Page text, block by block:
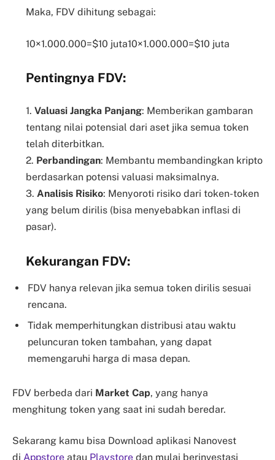
Maka, FDV dihitung sebagai:
10×1.000.000=$10 juta10×1.000.000=$10 juta
Pentingnya FDV:
1. Valuasi Jangka Panjang: Memberikan gambaran
tentang nilai potensial dari aset jika semua token
telah diterbitkan.
2. Perbandingan: Membantu membandingkan kripto
berdasarkan potensi valuasi maksimalnya.
3. Analisis Risiko: Menyoroti risiko dari token-token
yang belum dirilis (bisa menyebabkan inflasi di
pasar).
Kekurangan FDV:
FDV hanya relevan jika semua token dirilis sesuai
rencana.
Tidak memperhitungkan distribusi atau waktu
peluncuran token tambahan, yang dapat
memengaruhi harga di masa depan.
FDV berbeda dari Market Cap, yang hanya
menghitung token yang saat ini sudah beredar.
Sekarang kamu bisa Download aplikasi Nanovest
di Appstore atau Playstore dan mulai berinvestasi